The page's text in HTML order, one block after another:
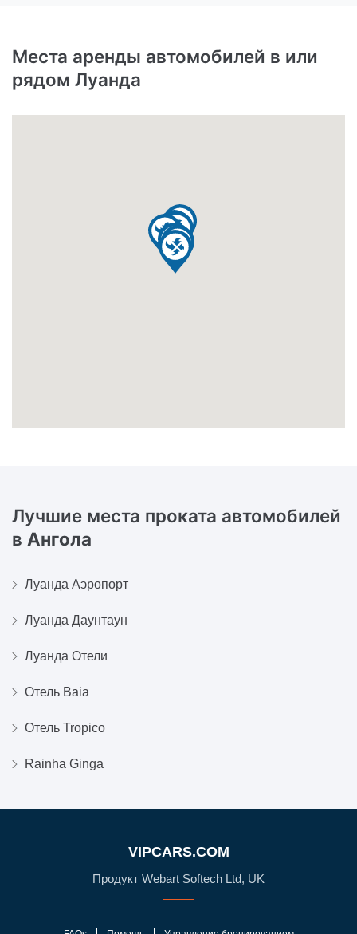
Места аренды автомобилей в или
рядом Луанда
Лучшие места проката автомобилей
в Ангола
Луанда Аэропорт
Луанда Даунтаун
Луанда Отели
Отель Baia
Отель Tropico
Rainha Ginga
VIPCARS.COM
Продукт Webart Softech Ltd, UK